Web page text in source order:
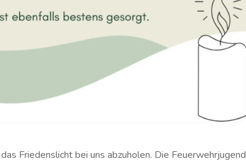
Friedenslicht bei uns abzuholen. Die Feuerwehrjugend